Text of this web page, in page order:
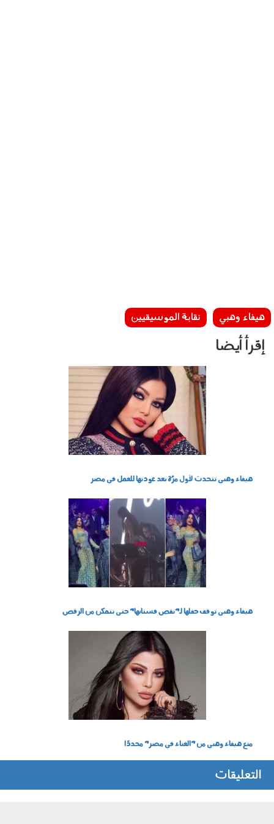
هيفاء وهبي نقابة الموسيقيين
إقرأ أيضا
هيفاء وهبي تتحدث لأول مرَّة بعد عودتها للعمل في مصر
هيفاء وهبي توقف حفلها لـ"تقص فستانها" حتى تتمكن من الرقص
منع هيفاء وهبي من "الغناء في مصر" مجددًا
التعليقات